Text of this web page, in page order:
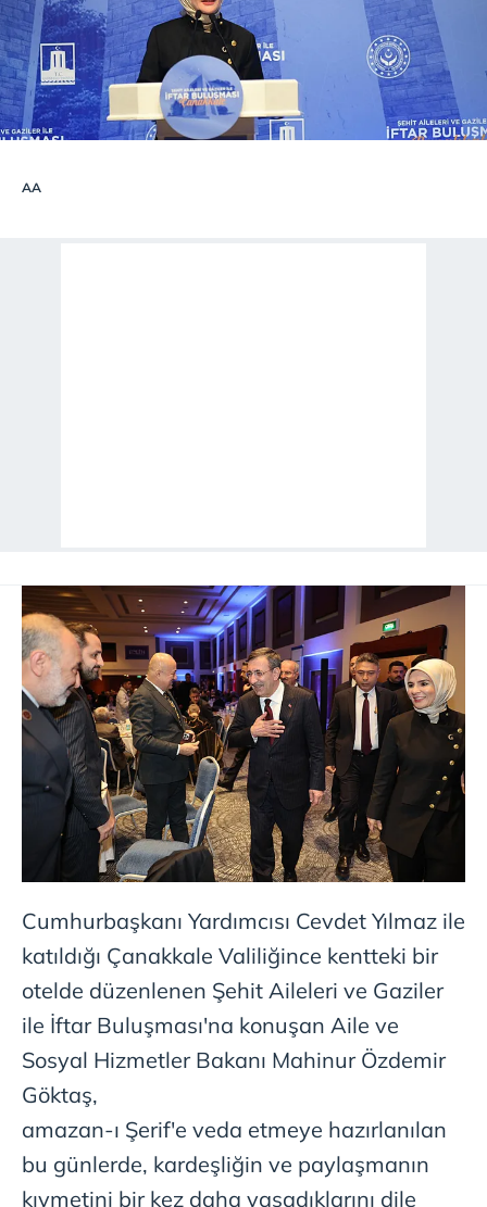
AA
Cumhurbaşkanı Yardımcısı Cevdet Yılmaz ile
katıldığı Çanakkale Valiliğince kentteki bir
otelde düzenlenen Şehit Aileleri ve Gaziler
ile İftar Buluşması'na konuşan Aile ve
Sosyal Hizmetler Bakanı Mahinur Özdemir
Göktaş,
amazan-ı Şerif'e veda etmeye hazırlanılan
bu günlerde, kardeşliğin ve paylaşmanın
kıymetini bir kez daha yaşadıklarını dile